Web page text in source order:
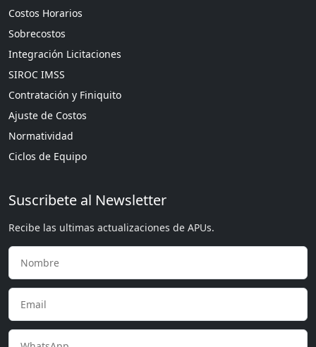
Costos Horarios
Sobrecostos
Integración Licitaciones
SIROC IMSS
Contratación y Finiquito
Ajuste de Costos
Normatividad
Ciclos de Equipo
Suscribete al Newsletter
Recibe las ultimas actualizaciones de APUs.